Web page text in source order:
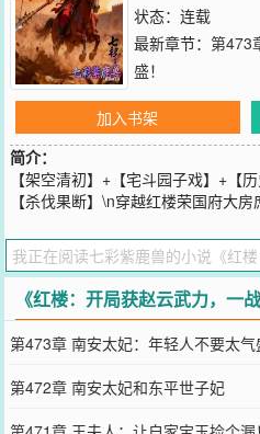
状态：连载
最新章节： 第473
盛！
加入书架
简介：
【架空清初】+【宅斗园子戏】+【
【杀伐果断】\n穿越红楼荣国府大
一个个姐妹命运悲惨，香消玉殒？
贾璟觉醒升官奖励系统，只要升官
升官之路，奖励赵云武力模版！】
衣卫！】\n【叮！升官正七品，获
\n【叮！升官超一品秦王，获得一万
帝，获得五百年寿命！】\n整治家风
母，掌掴王夫人，棒打贾宝玉，军法
政，内除国贼，外征蛮夷，封狼居胥
遮天！\n更有林黛玉、薛宝钗等众美
《红楼：开局获赵云武力，一
第473章 南安太妃：年轻人不要太气
第472章 南安太妃和东平世子妃